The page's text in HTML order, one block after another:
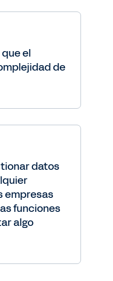
el
de
datos
empresas
funciones
algo